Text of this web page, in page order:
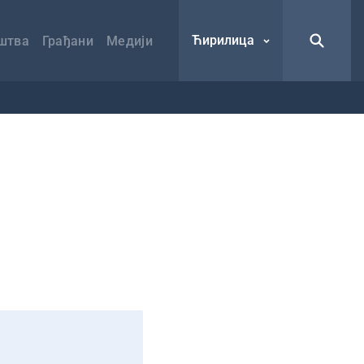
Грађани Медији Ћирилица